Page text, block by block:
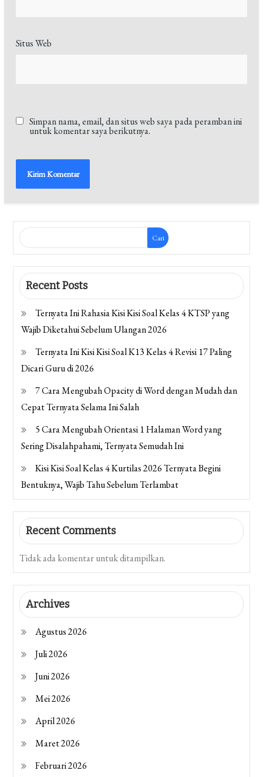
Situs Web
Simpan nama, email, dan situs web saya pada peramban ini
untuk komentar saya berikutnya.
Cari
Recent Posts
Ternyata Ini Rahasia Kisi Kisi Soal Kelas 4 KTSP yang
Wajib Diketahui Sebelum Ulangan 2026
Ternyata Ini Kisi Kisi Soal K13 Kelas 4 Revisi 17 Paling
Dicari Guru di 2026
7 Cara Mengubah Opacity di Word dengan Mudah dan
Cepat Ternyata Selama Ini Salah
5 Cara Mengubah Orientasi 1 Halaman Word yang
Sering Disalahpahami, Ternyata Semudah Ini
Kisi Kisi Soal Kelas 4 Kurtilas 2026 Ternyata Begini
Bentuknya, Wajib Tahu Sebelum Terlambat
Recent Comments
Tidak ada komentar untuk ditampilkan.
Archives
Agustus 2026
Juli 2026
Juni 2026
Mei 2026
April 2026
Maret 2026
Februari 2026